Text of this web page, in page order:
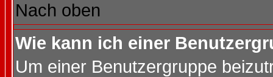
Nach oben
Wie kann ich einer
Um einer Benutzergruppe